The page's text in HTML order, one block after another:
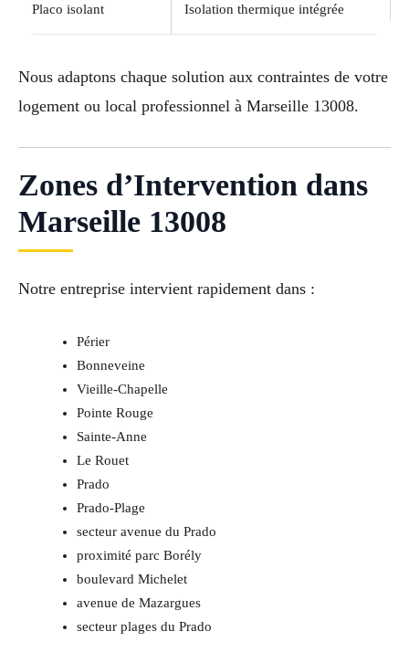
Placo isolant Isolation thermique intégrée
Nous adaptons chaque solution aux contraintes de votre
logement ou local professionnel à Marseille 13008.
Zones d’Intervention dans
Marseille 13008
Notre entreprise intervient rapidement dans :
Périer
Bonneveine
Vieille-Chapelle
Pointe Rouge
Sainte-Anne
Le Rouet
Prado
Prado-Plage
secteur avenue du Prado
proximité parc Borély
boulevard Michelet
avenue de Mazargues
secteur plages du Prado